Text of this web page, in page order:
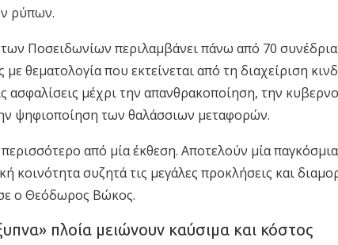
ρύπων.
Ποσειδωνίων περιλαμβάνει πάνω από 70
με θεματολογία που εκτείνεται από τη διαχείριση
ασφαλίσεις μέχρι την απανθρακοποίηση, την
ψηφιοποίηση των θαλάσσιων μεταφορών.
περισσότερο από μία έκθεση. Αποτελούν μία
κοινότητα συζητά τις μεγάλες προκλήσεις και
ο Θεόδωρος Βώκος.
πλοία μειώνουν καύσιμα και κόστος